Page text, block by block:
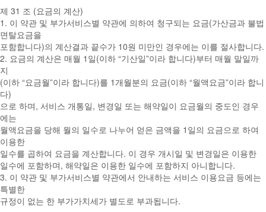
제 31 조 (요금의 계산)
1. 이 약관 및 부가서비스별 약관에 의하여 청구되는 요금(가산금과 불법
면탈요금을
포함합니다)의 계산결과 끝수가 10원 미만인 경우에는 이를 절사합니다.
2. 요금의 계산은 매월 1일(이하 “기산일”이라 합니다)부터 매월 말일까
지
(이하 “요금월”이라 합니다)를 1개월분의 요금(이하 “월액요금”이라 합니
다)
으로 하며, 서비스 개통일, 변경일 또는 해약일이 요금월의 중도인 경우
에는
월액요금을 당해 월의 일수로 나누어 얻은 금액을 1일의 요금으로 하여
이용한
일수를 곱하여 요금을 계산합니다. 이 경우 개시일 및 변경일은 이용한
일수에 포함하며, 해약일은 이용한 일수에 포함하지 아니합니다.
3. 이 약관 및 부가서비스별 약관에서 안내하는 서비스 이용요금 등에는
특별한
규정이 없는 한 부가가치세가 별도로 부과됩니다.